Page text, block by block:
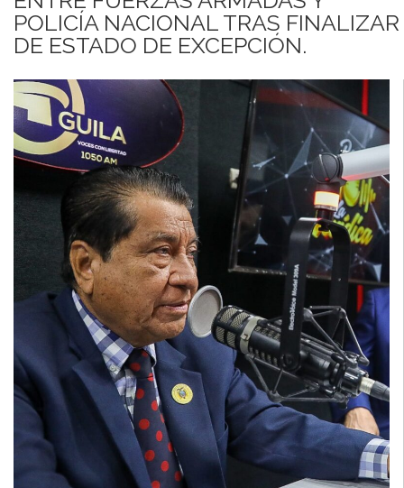
POLICÍA NACIONAL TRAS FINALIZAR
DE ESTADO DE EXCEPCIÓN.